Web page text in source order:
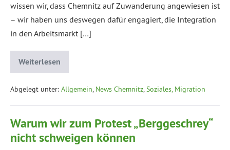
wissen wir, dass Chemnitz auf Zuwanderung angewiesen ist
– wir haben uns deswegen dafür engagiert, die Integration
in den Arbeitsmarkt […]
Weiterlesen
Abgelegt unter: Allgemein, News Chemnitz,Soziales, Migration
Warum wir zum Protest „Berggeschrey“
nicht schweigen können